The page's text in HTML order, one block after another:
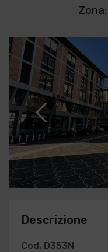
Descrizione
Cod. D353N